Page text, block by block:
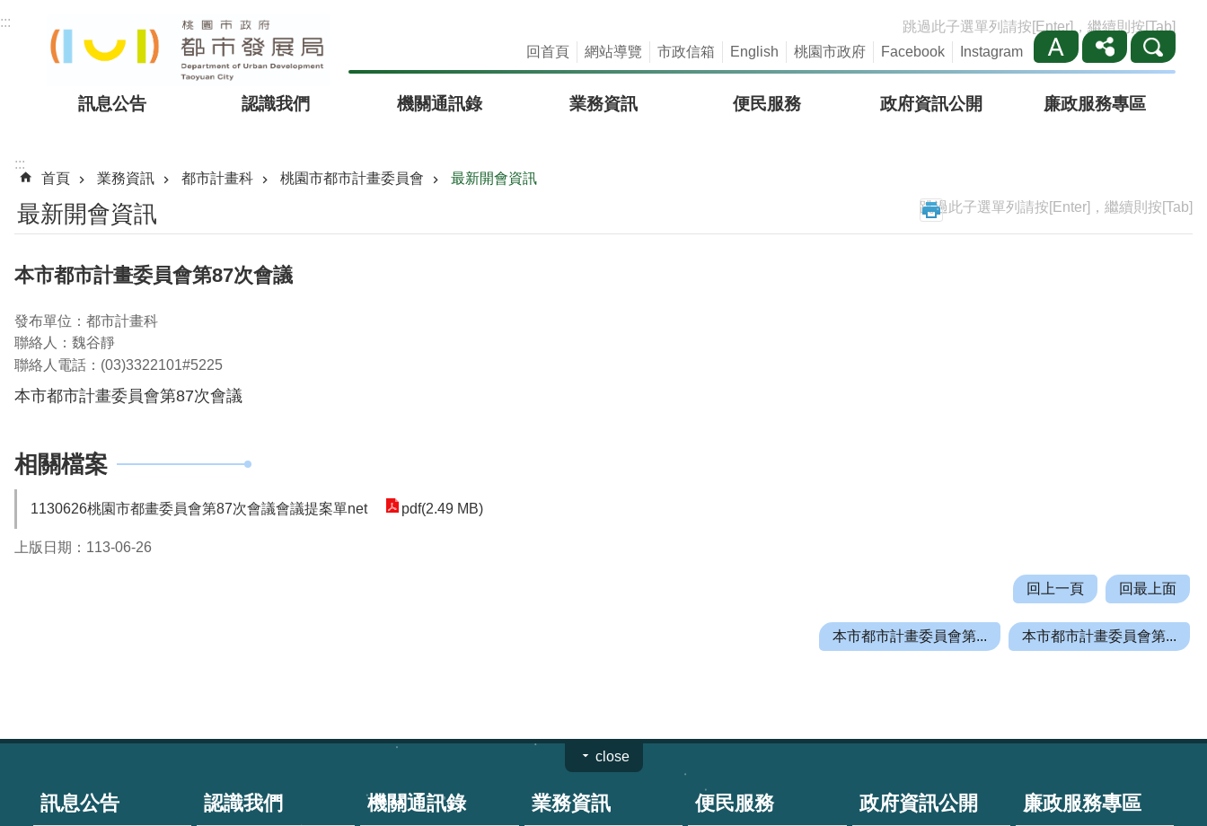
跳到主要內容區塊
:::
跳過此子選單列請按[Enter]，繼續則按[Tab]
回首頁
網站導覽 市政信箱 English 桃園市政府 Facebook Instagram
訊息公告 認識我們 機關通訊錄 業務資訊 便民服務 政府資訊公開 廉政服務專區
:::
首頁
業務資訊 都市計畫科 桃園市都市計畫委員會 最新開會資訊
最新開會資訊 跳過此子選單列請按[Enter]，繼續則按[Tab]
本市都市計畫委員會第87次會議
發布單位：都市計畫科
聯絡人：魏谷靜
聯絡人電話：(03)3322101#5225
本市都市計畫委員會第87次會議
相關檔案
1130626桃園市都畫委員會第87次會議會議提案單net pdf(2.49 MB)
上版日期：113-06-26
回上一頁 回最上面
本市都市計畫委員會第... 本市都市計畫委員會第...
close
訊息公告 認識我們 機關通訊錄 業務資訊 便民服務 政府資訊公開 廉政服務專區